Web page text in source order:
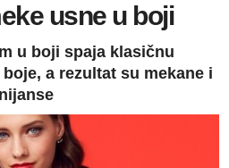
usne u boji
u boji spaja klasičnu
a rezultat su mekane i